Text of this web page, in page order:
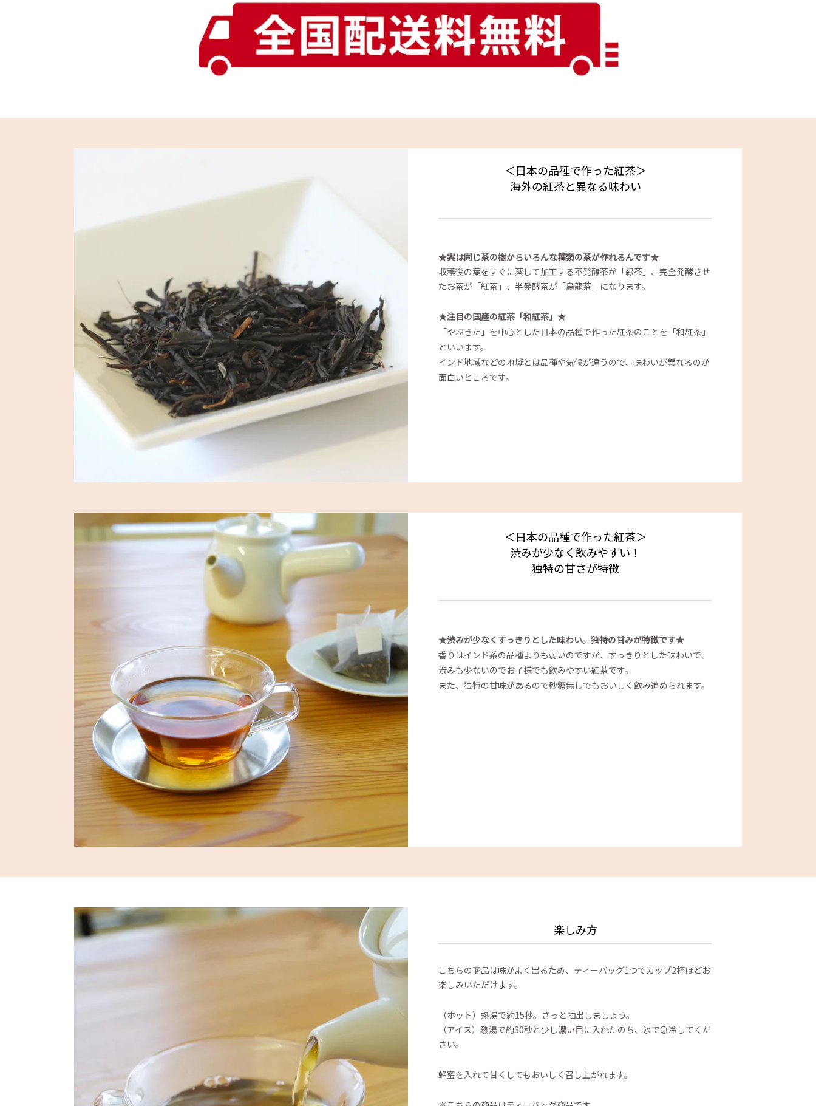
＜日本の品種で作った紅茶＞
海外の紅茶と異なる味わい
★実は同じ茶の樹からいろんな種類の茶が作れるんです★
収穫後の葉をすぐに蒸して加工する不発酵茶が「緑茶」 、完全発酵させ
たお茶が「紅茶」、半発酵茶が「烏龍茶」になります。
★注目の国産の紅茶「和紅茶」★
「やぶきた」を中心とした日本の品種で作った紅茶のことを「和紅茶」
といいます。
インド地域などの地域とは品種や気候が違うので、味わいが異なるのが
面白いところです。
＜日本の品種で作った紅茶＞
渋みが少なく飲みやすい！
独特の甘さが特徴
★渋みが少なくすっきりとした味わい。独特の甘みが特徴です★
香りはインド系の品種よりも弱いのですが、すっきりとした味わいで、
渋みも少ないのでお子様でも飲みやすい紅茶です。
また、独特の甘味があるので砂糖無しでもおいしく飲み進められます。
楽しみ方
こちらの商品は味がよく出るため、ティーバッグ1つでカップ2杯ほどお
楽しみいただけます。
（ホット）熱湯で約15秒。さっと抽出しましょう。
（アイス）熱湯で約30秒と少し濃い目に入れたのち、氷で急冷してくだ
さい。
蜂蜜を入れて甘くしてもおいしく召し上がれます。